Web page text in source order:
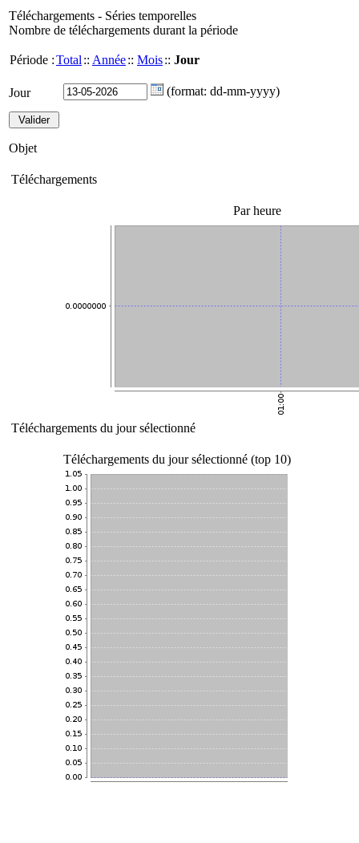
Téléchargements - Séries temporelles
Nombre de téléchargements durant la période
Période :Total :: Année:: Mois:: Jour
Jour (format: dd-mm-yyyy)
Objet
Téléchargements
Par heure
Téléchargements du jour sélectionné
Téléchargements du jour sélectionné (top 10)